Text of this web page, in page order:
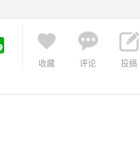

收藏

评论

投搞